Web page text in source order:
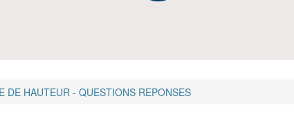
DE HAUTEUR - QUESTIONS REPONSES